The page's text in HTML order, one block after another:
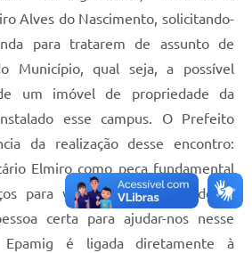
Alves do Nascimento, solicitando-
para tratarem de assunto de
Município, qual seja, a possível
um imóvel de propriedade da
esse campus. O Prefeito
da realização desse encontro:
Elmiro como peça fundamental
para viabilizar a doação desse
certa para ajudar-nos nesse
é ligada diretamente à